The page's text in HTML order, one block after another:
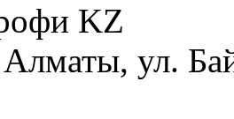
KZ
ул.